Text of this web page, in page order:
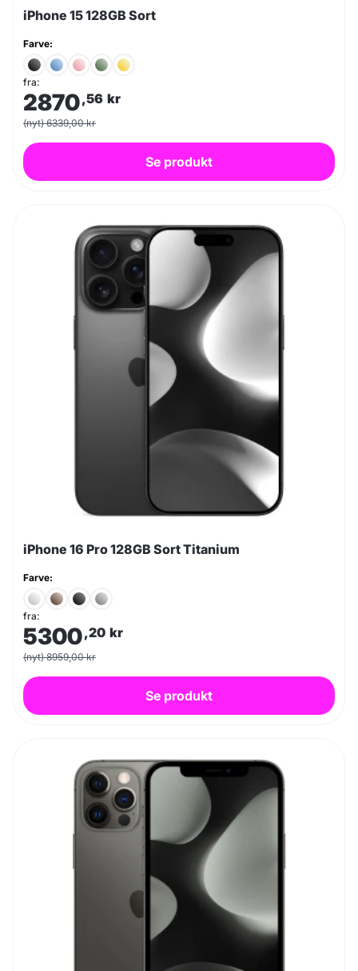
iPhone 15 128GB Sort
Farve:
fra:
2870,56 kr
(nyt) 6339,00 kr
Se produkt
iPhone 16 Pro 128GB Sort Titanium
Farve:
fra:
5300,20 kr
(nyt) 8959,00 kr
Se produkt